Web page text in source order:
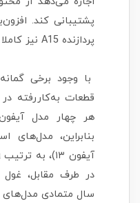
پشتیبانی کند.
پردازنده A15 نیز کاملا مشهود است.
با وجود برخی
قطعات به‌کاررفته
در طرف مقابل، غول